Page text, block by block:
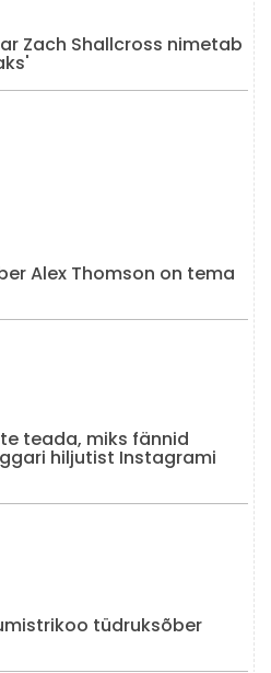
Zach Shallcross nimetab
Alex Thomson on tema
teada, miks fännid
hiljutist Instagrami
tüdruksõber